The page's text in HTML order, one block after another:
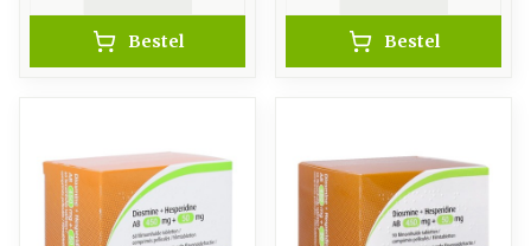
Bestel Bestel